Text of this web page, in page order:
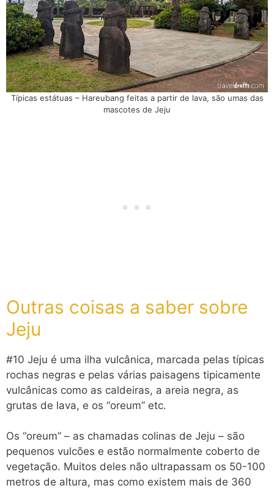
Típicas estátuas – Hareubang feitas a partir de lava, são umas das
mascotes de Jeju
Outras coisas a saber sobre
Jeju
#10 Jeju é uma ilha vulcânica, marcada pelas típicas
rochas negras e pelas várias paisagens tipicamente
vulcânicas como as caldeiras, a areia negra, as
grutas de lava, e os “oreum” etc.
Os “oreum” – as chamadas colinas de Jeju – são
pequenos vulcões e estão normalmente coberto de
vegetação. Muitos deles não ultrapassam os 50-100
metros de altura, mas como existem mais de 360